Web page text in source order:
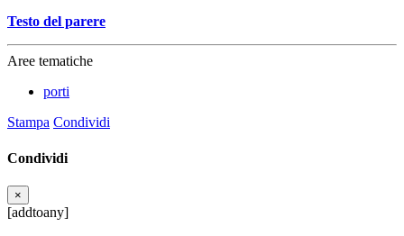
Testo del parere
Aree tematiche
porti
Stampa Condividi
Condividi
×
[addtoany]